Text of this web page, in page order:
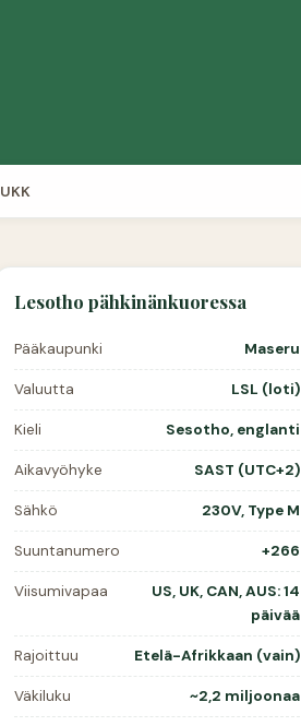
UKK
Lesotho pähkinänkuoressa
Pääkaupunki Maseru
Valuutta LSL (loti)
Kieli Sesotho, englanti
Aikavyöhyke SAST (UTC+2)
Sähkö 230V, Type M
Suuntanumero +266
Viisumivapaa
US, UK, CAN, AUS: 14
päivää
Rajoittuu Etelä-Afrikkaan (vain)
Väkiluku ~2,2 miljoonaa